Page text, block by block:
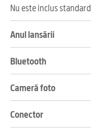
Nu este inclus standard
Anul lansării
Bluetooth
Cameră foto
Conector